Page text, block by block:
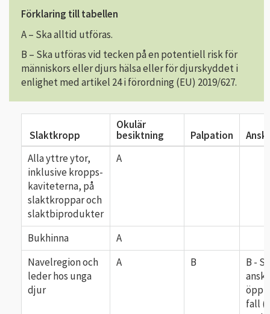
Förklaring till tabellen
A – Ska alltid utföras.
B – Ska utföras vid tecken på en potentiell risk för
människors eller djurs hälsa eller för djurskyddet i
enlighet med artikel 24 i förordning (EU) 2019/627.
Slaktkropp
Okulär
besiktning
Palpation
Alla yttre ytor,
inklusive kropps-
kaviteterna, på
slaktkroppar och
slaktbiprodukter
A
Bukhinna
A
Navelregion och
leder hos unga
djur
A B
B -
fall